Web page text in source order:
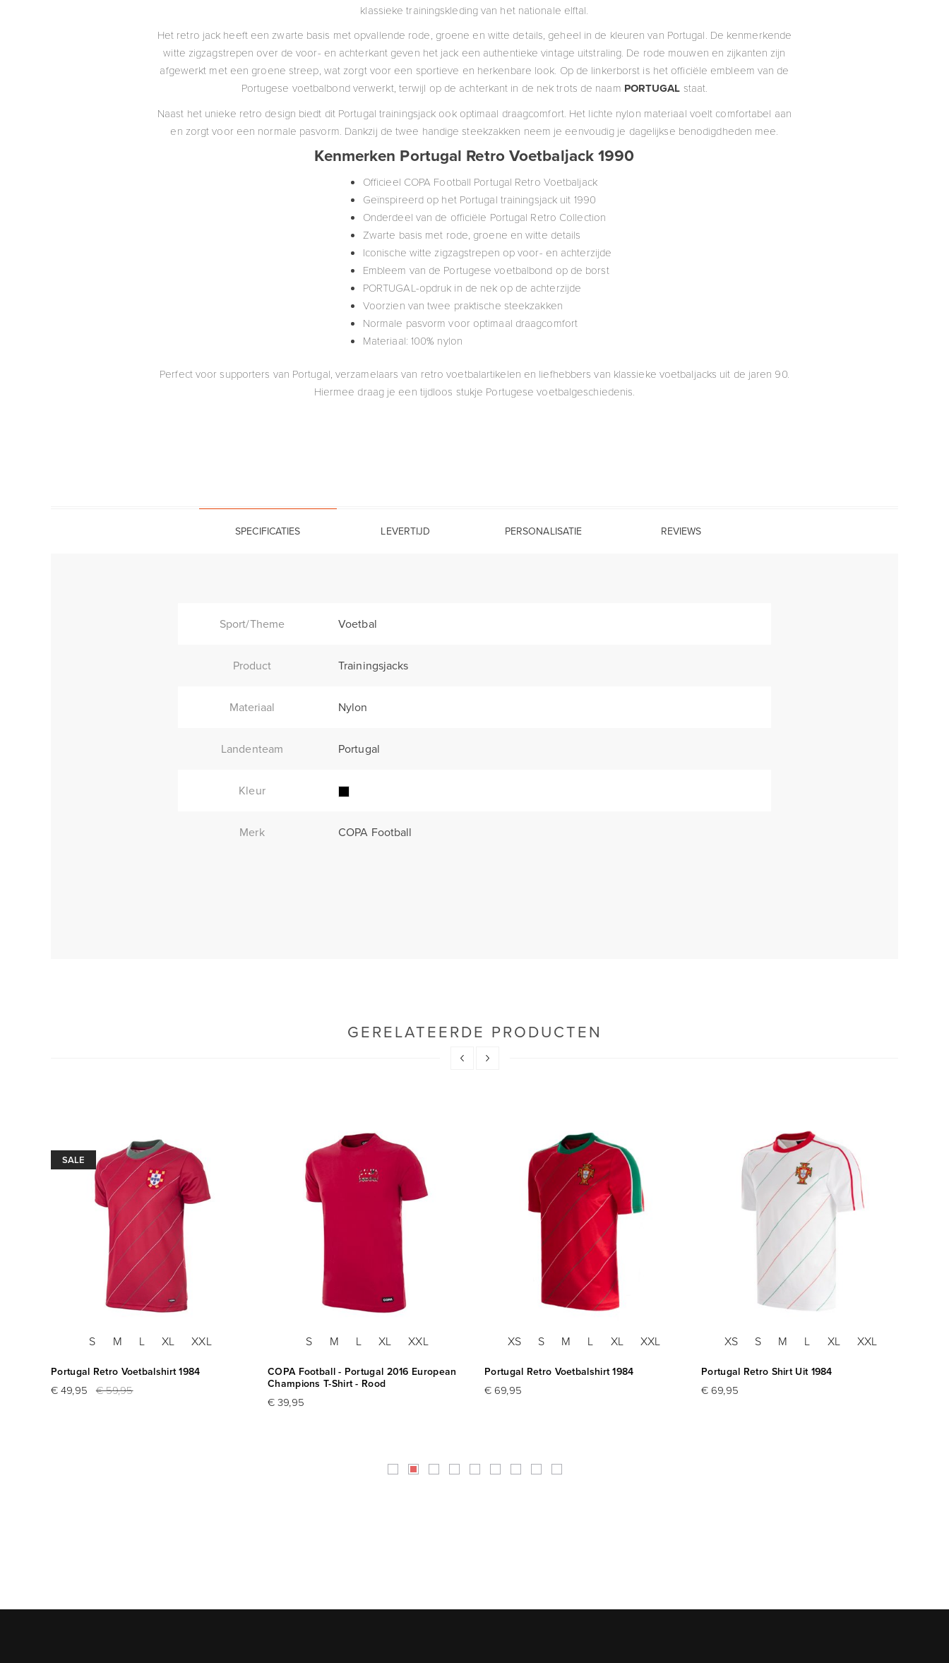
klassieke trainingskleding van het nationale elftal.
Het retro jack heeft een zwarte basis met opvallende rode, groene en witte details, geheel in de kleuren van Portugal. De kenmerkende
witte zigzagstrepen over de voor- en achterkant geven het jack een authentieke vintage uitstraling. De rode mouwen en zijkanten zijn
afgewerkt met een groene streep, wat zorgt voor een sportieve en herkenbare look. Op de linkerborst is het officiële embleem van de
Portugese voetbalbond verwerkt, terwijl op de achterkant in de nek trots de naam PORTUGAL staat.
Naast het unieke retro design biedt dit Portugal trainingsjack ook optimaal draagcomfort. Het lichte nylon materiaal voelt comfortabel aan
en zorgt voor een normale pasvorm. Dankzij de twee handige steekzakken neem je eenvoudig je dagelijkse benodigdheden mee.
Kenmerken Portugal Retro Voetbaljack 1990
Officieel COPA Football Portugal Retro Voetbaljack
Geïnspireerd op het Portugal trainingsjack uit 1990
Onderdeel van de officiële Portugal Retro Collection
Zwarte basis met rode, groene en witte details
Iconische witte zigzagstrepen op voor- en achterzijde
Embleem van de Portugese voetbalbond op de borst
PORTUGAL-opdruk in de nek op de achterzijde
Voorzien van twee praktische steekzakken
Normale pasvorm voor optimaal draagcomfort
Materiaal: 100% nylon
Perfect voor supporters van Portugal, verzamelaars van retro voetbalartikelen en liefhebbers van klassieke voetbaljacks uit de jaren 90.
Hiermee draag je een tijdloos stukje Portugese voetbalgeschiedenis.
SPECIFICATIES LEVERTIJD PERSONALISATIE REVIEWS
Sport/Theme Voetbal
Product Trainingsjacks
Materiaal Nylon
Landenteam Portugal
Kleur
Merk COPA Football
GERELATEERDE PRODUCTEN
SALE
S M L XL XXL
Portugal Retro Voetbalshirt 1984
€ 49,95 € 59,95
S M L XL XXL
COPA Football - Portugal 2016 European
Champions T-Shirt - Rood
€ 39,95
XS S M L XL XXL
Portugal Retro Voetbalshirt 1984
€ 69,95
XS S M L XL XXL
Portugal Retro Shirt Uit 1984
€ 69,95